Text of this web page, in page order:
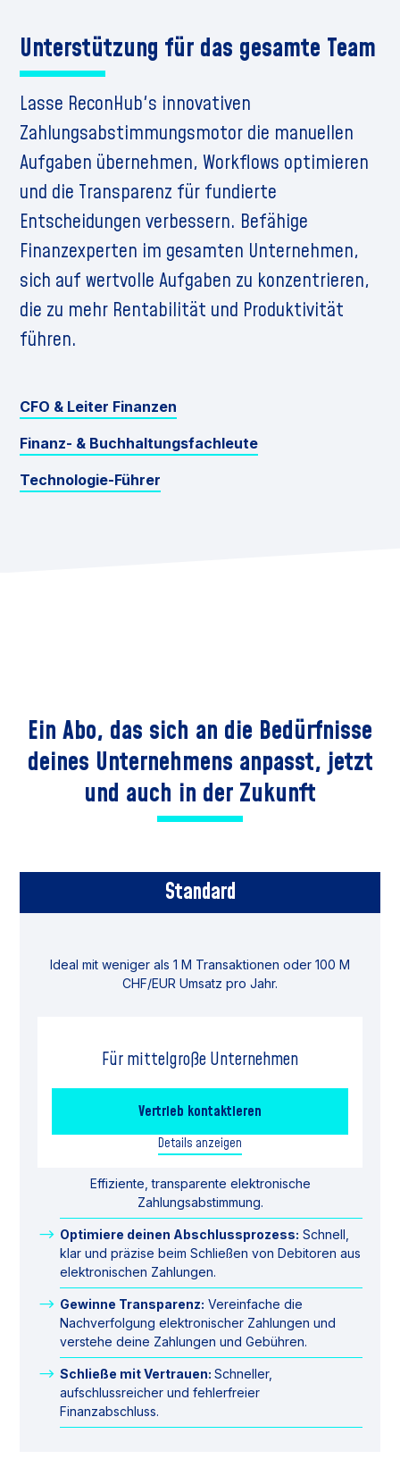
Unterstützung für das gesamte Team
Lasse ReconHub's innovativen
Zahlungsabstimmungsmotor die manuellen
Aufgaben übernehmen, Workflows optimieren
und die Transparenz für fundierte
Entscheidungen verbessern. Befähige
Finanzexperten im gesamten Unternehmen,
sich auf wertvolle Aufgaben zu konzentrieren,
die zu mehr Rentabilität und Produktivität
führen.
CFO & Leiter Finanzen
Finanz- & Buchhaltungsfachleute
Technologie-Führer
Ein Abo, das sich an die Bedürfnisse
deines Unternehmens anpasst,jetzt
und auch in der Zukunft
Standard
Ideal mit weniger als 1 M Transaktionen oder 100 M
CHF/EUR Umsatz pro Jahr.
Für mittelgroße Unternehmen
Vertrieb kontaktieren
Details anzeigen
Effiziente, transparente elektronische
Zahlungsabstimmung.
Optimiere deinen Abschlussprozess: Schnell,
klar und präzise beim Schließen von Debitoren aus
elektronischen Zahlungen.
Gewinne Transparenz: Vereinfache die
Nachverfolgung elektronischer Zahlungen und
verstehe deine Zahlungen und Gebühren.
Schließe mit Vertrauen: Schneller,
aufschlussreicher und fehlerfreier
Finanzabschluss.